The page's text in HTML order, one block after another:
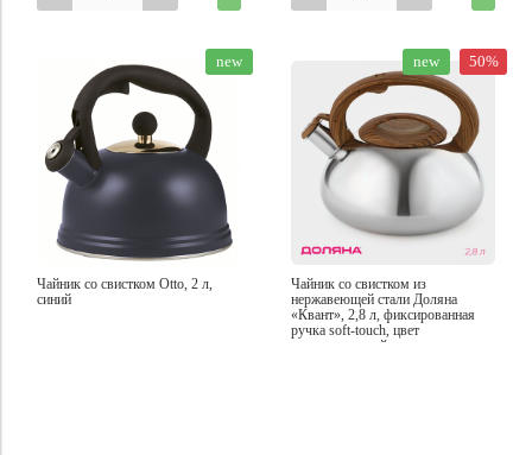
new
Чайник со свистком Otto, 2 л,
синий
new 50%
Чайник со свистком из
нержавеющей стали Доляна
«Квант», 2,8 л, фиксированная
ручка soft-touch, цвет
хромированный